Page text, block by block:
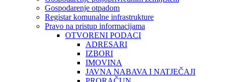
Gospodarenje otpadom
Registar komunalne infrastrukture
Pravo na pristup informacijama
OTVORENI PODACI
ADRESARI
IZBORI
IMOVINA
JAVNA NABAVA I NATJEČAJI